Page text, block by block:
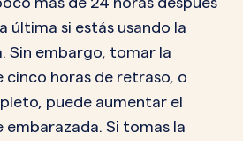
última si estás usando la
Sin embargo, tomar la
cinco horas de retraso, o
puede aumentar el
embarazada. Si tomas la